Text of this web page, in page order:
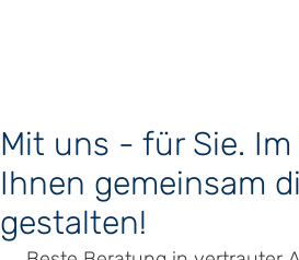
Mit uns - für Sie. Im
Ihnen gemeinsam
gestalten!